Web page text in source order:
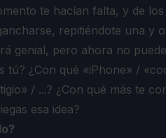
te hacían falta, y de
repitiéndote una y
genial, pero ahora no
tú? ¿Con qué «iPhone» /
/ ...? ¿Con qué más te
esa idea?